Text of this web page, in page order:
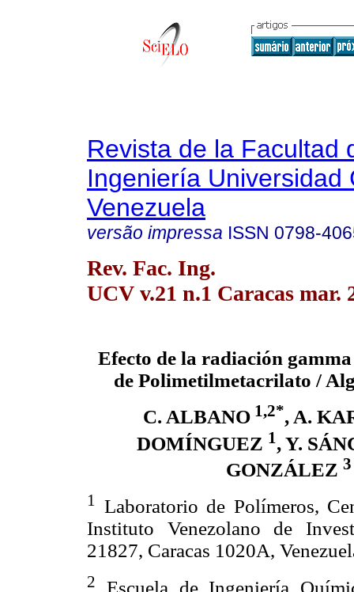
Revista de la Facultad
Ingeniería Universidad
Venezuela
versão impressa ISSN 0798-
Rev. Fac. Ing.
UCV v.21 n.1 Caracas mar.
Efecto de la radiación gamma
de Polimetilmetacrilato /
C. ALBANO 1,2*, A.
DOMÍNGUEZ 1, Y.
GONZÁLEZ 3
1
Laboratorio de Polímeros,
Instituto Venezolano de
21827, Caracas 1020A,
2
Escuela de Ingeniería